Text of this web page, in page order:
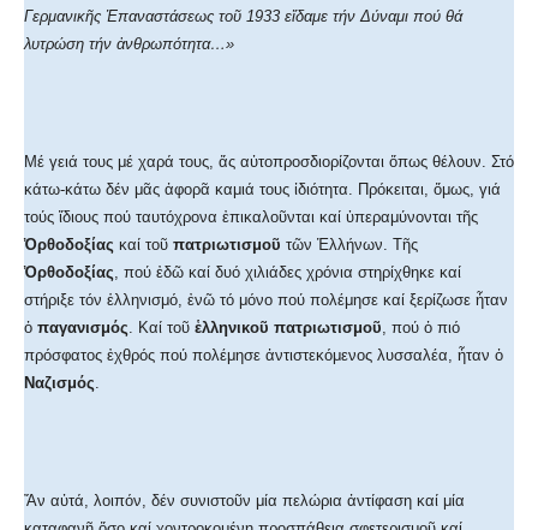
Γερμανικῆς Ἐπαναστάσεως τοῦ 1933 εἴδαμε τήν Δύναμι πού θά
λυτρώση τήν ἀνθρωπότητα…»
Μέ γειά τους μέ χαρά τους, ἄς αὐτοπροσδιορίζονται ὅπως θέλουν. Στό
κάτω-κάτω δέν μᾶς ἀφορᾶ καμιά τους ἰδιότητα. Πρόκειται, ὅμως, γιά
τούς ἴδιους πού ταυτόχρονα ἐπικαλοῦνται καί ὑπεραμύνονται τῆς
Ὀρθοδοξίας καί τοῦ πατριωτισμοῦ τῶν Ἑλλήνων. Τῆς
Ὀρθοδοξίας, πού ἐδῶ καί δυό χιλιάδες χρόνια στηρίχθηκε καί
στήριξε τόν ἑλληνισμό, ἐνῶ τό μόνο πού πολέμησε καί ξερίζωσε ἦταν
ὁ παγανισμός. Καί τοῦ ἑλληνικοῦ πατριωτισμοῦ, πού ὁ πιό
πρόσφατος ἐχθρός πού πολέμησε ἀντιστεκόμενος λυσσαλέα, ἦταν ὁ
Ναζισμός.
Ἄν αὐτά, λοιπόν, δέν συνιστοῦν μία πελώρια ἀντίφαση καί μία